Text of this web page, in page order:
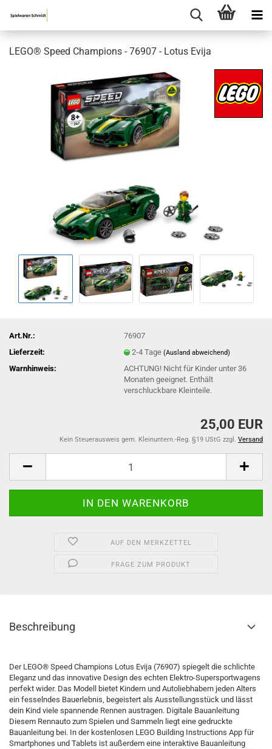
LEGO® Speed Champions - 76907 - Lotus Evija
Art.Nr.:
76907
Lieferzeit:
2-4 Tage(Ausland abweichend)
Warnhinweis:
ACHTUNG! Nicht für Kinder unter 36
Monaten geeignet. Enthält
verschluckbare Kleinteile.
25,00 EUR
Kein Steuerausweis gem. Kleinuntern.-Reg. §19 UStG zzgl. Versand
AUF DEN MERKZETTEL
FRAGE ZUM PRODUKT
Beschreibung
Der LEGO® Speed Champions Lotus Evija (76907) spiegelt die schlichte
Eleganz und das innovative Design des echten Elektro-Supersportwagens
perfekt wider. Das Modell bietet Kindern und Autoliebhabern jeden Alters
ein fesselndes Bauerlebnis, begeistert als Ausstellungsstück und lässt
dein Kind viele spannende Rennen austragen. Digitale Bauanleitung
Diesem Rennauto zum Spielen und Sammeln liegt eine gedruckte
Bauanleitung bei. In der kostenlosen LEGO Building Instructions App für
Smartphones und Tablets ist außerdem eine interaktive Bauanleitung